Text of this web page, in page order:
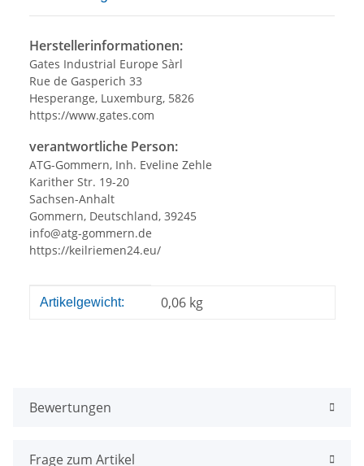
Herstellerinformationen:
Gates Industrial Europe Sàrl
Rue de Gasperich 33
Hesperange, Luxemburg, 5826
https://www.gates.com
verantwortliche Person:
ATG-Gommern, Inh. Eveline Zehle
Karither Str. 19-20
Sachsen-Anhalt
Gommern, Deutschland, 39245
info@atg-gommern.de
https://keilriemen24.eu/
Produkteigenschaft
Wert
Artikelgewicht: 0,06 kg
Bewertungen
Frage zum Artikel